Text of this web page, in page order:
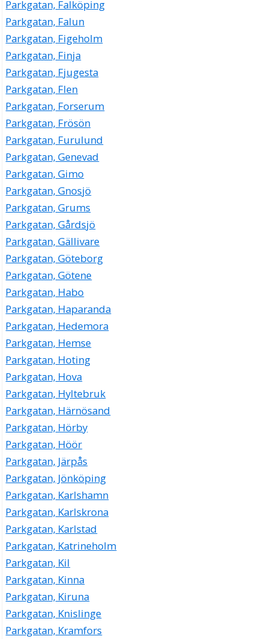
Parkgatan, Falköping
Parkgatan, Falun
Parkgatan, Figeholm
Parkgatan, Finja
Parkgatan, Fjugesta
Parkgatan, Flen
Parkgatan, Forserum
Parkgatan, Frösön
Parkgatan, Furulund
Parkgatan, Genevad
Parkgatan, Gimo
Parkgatan, Gnosjö
Parkgatan, Grums
Parkgatan, Gårdsjö
Parkgatan, Gällivare
Parkgatan, Göteborg
Parkgatan, Götene
Parkgatan, Habo
Parkgatan, Haparanda
Parkgatan, Hedemora
Parkgatan, Hemse
Parkgatan, Hoting
Parkgatan, Hova
Parkgatan, Hyltebruk
Parkgatan, Härnösand
Parkgatan, Hörby
Parkgatan, Höör
Parkgatan, Järpås
Parkgatan, Jönköping
Parkgatan, Karlshamn
Parkgatan, Karlskrona
Parkgatan, Karlstad
Parkgatan, Katrineholm
Parkgatan, Kil
Parkgatan, Kinna
Parkgatan, Kiruna
Parkgatan, Knislinge
Parkgatan, Kramfors